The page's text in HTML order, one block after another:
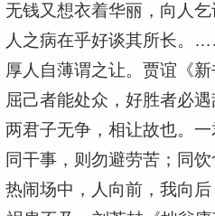
无钱又想衣着华丽，向人
人之病在乎好谈其所长。
厚人自薄谓之让。贾谊《新
屈己者能处众，好胜者必遇
两君子无争，相让故也。
同干事，则勿避劳苦；同
热闹场中，人向前，我向